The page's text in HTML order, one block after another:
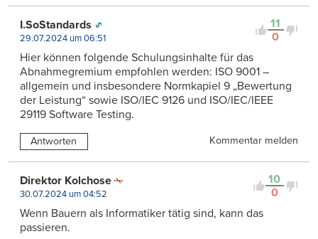
11
0
I.SoStandards
29.07.2024 um 06:51
Hier können folgende Schulungsinhalte für das
Abnahmegremium empfohlen werden: ISO 9001 –
allgemein und insbesondere Normkapiel 9 „Bewertung
der Leistung“ sowie ISO/IEC 9126 und ISO/IEC/IEEE
29119 Software Testing.
Antworten Kommentar melden
10
0
Direktor Kolchose
30.07.2024 um 04:52
Wenn Bauern als Informatiker tätig sind, kann das
passieren.